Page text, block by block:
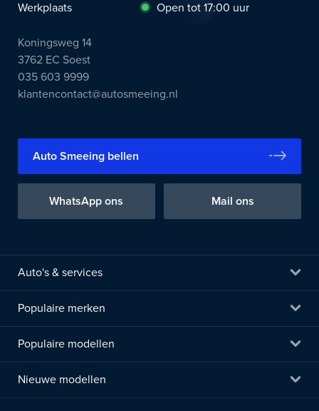
Werkplaats
Open tot 17:00 uur
Koningsweg 14
3762 EC Soest
035 603 9999
klantencontact@autosmeeing.nl
Auto Smeeing bellen
WhatsApp ons Mail ons
Auto's & services
Populaire merken
Populaire modellen
Nieuwe modellen